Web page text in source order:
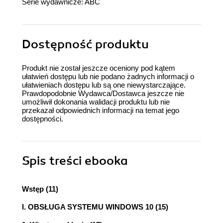
Dostępność produktu
Produkt nie został jeszcze oceniony pod kątem
ułatwień dostępu lub nie podano żadnych informacji o
ułatwieniach dostępu lub są one niewystarczające.
Prawdopodobnie Wydawca/Dostawca jeszcze nie
umożliwił dokonania walidacji produktu lub nie
przekazał odpowiednich informacji na temat jego
dostępności.
Spis treści ebooka
Wstęp (11)
I. OBSŁUGA SYSTEMU WINDOWS 10 (15)